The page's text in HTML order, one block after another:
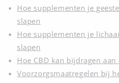
Hoe supplementen je
slapen
Hoe supplementen je
slapen
Hoe CBD kan bijdragen
Voorzorgsmaatregelen bij